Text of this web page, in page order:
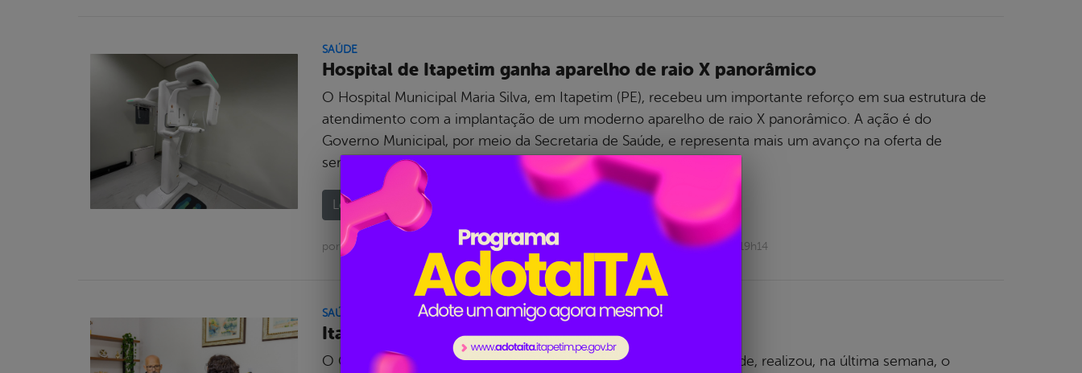
SAÚDE
Hospital de Itapetim ganha aparelho de raio X panorâmico
O Hospital Municipal Maria Silva, em Itapetim (PE), recebeu um importante reforço em sua estrutura de
atendimento com a implantação de um moderno aparelho de raio X panorâmico. A ação é do
Governo Municipal, por meio da Secretaria de Saúde, e representa mais um avanço na oferta de
serviços à população. O equipamento é voltado
Leia mais...
por Ascom, publicado em 29/04/2026 19h14, última modificação em 29/04/2026 19h14
SAÚDE
Itapetim realiza mutirão com a Carreta da Saúde
O Governo Municipal de Itapetim, por meio da Secretaria de Saúde, realizou, na última semana, o